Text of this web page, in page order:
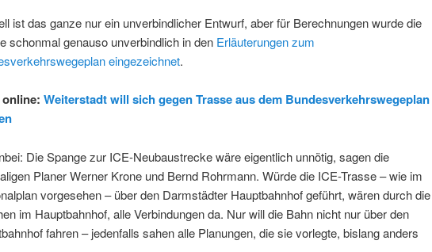
ist das ganze nur ein unverbindlicher Entwurf, aber für Berechnungen wurde die
schonmal genauso unverbindlich in den Erläuterungen zum
eingezeichnet.
Weiterstadt will sich gegen Trasse aus dem Bundesverkehrswegeplan
Die Spange zur ICE-Neubaustrecke wäre eigentlich unnötig, sagen die
Planer Werner Krone und Bernd Rohrmann. Würde die ICE-Trasse – wie im
vorgesehen – über den Darmstädter Hauptbahnhof geführt, wären durch die
im Hauptbahnhof, alle Verbindungen da. Nur will die Bahn nicht nur über den
fahren – jedenfalls sahen alle Planungen, die sie vorlegte, bislang anders